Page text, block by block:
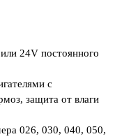
24V постоянного
с
защита от влаги
026, 030, 040, 050,